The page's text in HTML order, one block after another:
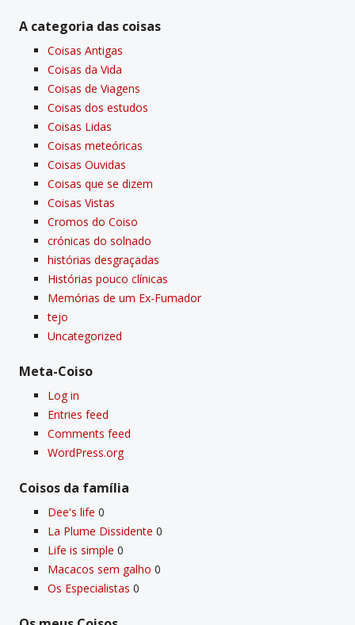
A categoria das coisas
Coisas Antigas
Coisas da Vida
Coisas de Viagens
Coisas dos estudos
Coisas Lidas
Coisas meteóricas
Coisas Ouvidas
Coisas que se dizem
Coisas Vistas
Cromos do Coiso
crónicas do solnado
histórias desgraçadas
Histórias pouco clí­nicas
Memórias de um Ex-Fumador
tejo
Uncategorized
Meta-Coiso
Log in
Entries feed
Comments feed
WordPress.org
Coisos da famí­lia
Dee's life 0
La Plume Dissidente 0
Life is simple 0
Macacos sem galho 0
Os Especialistas 0